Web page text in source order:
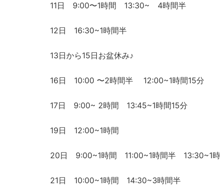
11日 9:00〜1時間 13:30~ 4時間半
12日 16:30~1時間半
13日から15日お盆休み♪
16日 10:00 〜2時間半 12:00~1時間15分
17日 9:00~ 2時間 13:45~1時間15分
19日 12:00~1時間
20日 9:00~1時間 11:00~1時間半 13:30~1
21日 10:00~1時間 14:30~3時間半